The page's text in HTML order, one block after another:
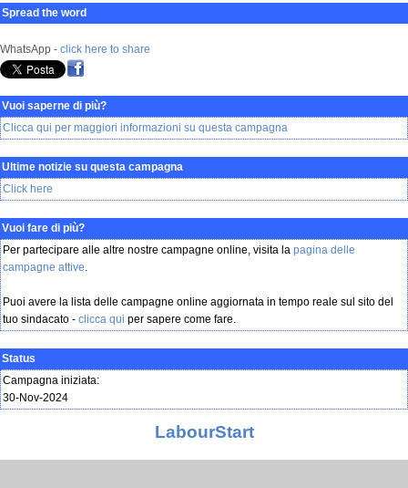
Spread the word
WhatsApp - click here to share
Vuoi saperne di più?
Clicca qui per maggiori informazioni su questa campagna
Ultime notizie su questa campagna
Click here
Vuoi fare di più?
Per partecipare alle altre nostre campagne online, visita la pagina delle
campagne attive.
Puoi avere la lista delle campagne online aggiornata in tempo reale sul sito del
tuo sindacato - clicca qui per sapere come fare.
Status
Campagna iniziata:
30-Nov-2024
LabourStart